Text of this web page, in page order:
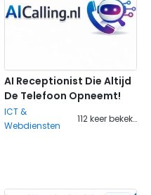
AI Receptionist Die Altijd
De Telefoon Opneemt!
ICT &
Webdiensten
112 keer bekeken